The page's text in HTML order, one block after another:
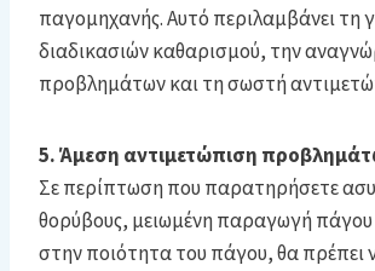
παγομηχανής. Αυτό περιλαμβάνει τη
διαδικασιών καθαρισμού, την
προβλημάτων και τη σωστή
5. Άμεση αντιμετώπιση
Σε περίπτωση που παρατηρήσετε
θορύβους, μειωμένη παραγωγή πάγου
στην ποιότητα του πάγου, θα πρέπει